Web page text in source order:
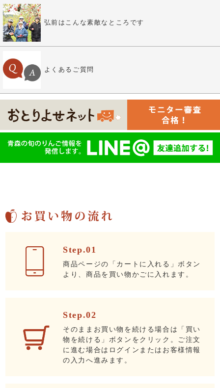
弘前はこんな素敵なところです
よくあるご質問
Step.01
商品ページの「カートに入れる」ボタン
より、商品を買い物かごに入れます。
Step.02
そのままお買い物を続ける場合は「買い
物を続ける」ボタンをクリック。ご注文
に進む場合はログインまたはお客様情報
の入力へ進みます。